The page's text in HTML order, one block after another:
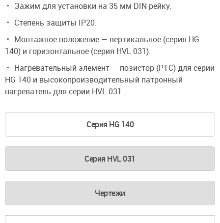
Зажим для установки на 35 мм DIN рейку.
Степень защиты IP20.
Монтажное положение — вертикальное (серия HG
140) и горизонтальное (серия HVL 031).
Нагревательный элемент — позистор (PTC) для серии
HG 140 и высокопроизводительный патронный
нагреватель для серии HVL 031.
Серия HG 140
Серия HVL 031
Чертежи